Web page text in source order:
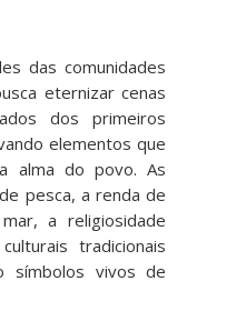
das comunidades
eternizar cenas
dos primeiros
elementos que
alma do povo. As
pesca, a renda de
a religiosidade
tradicionais
símbolos vivos de